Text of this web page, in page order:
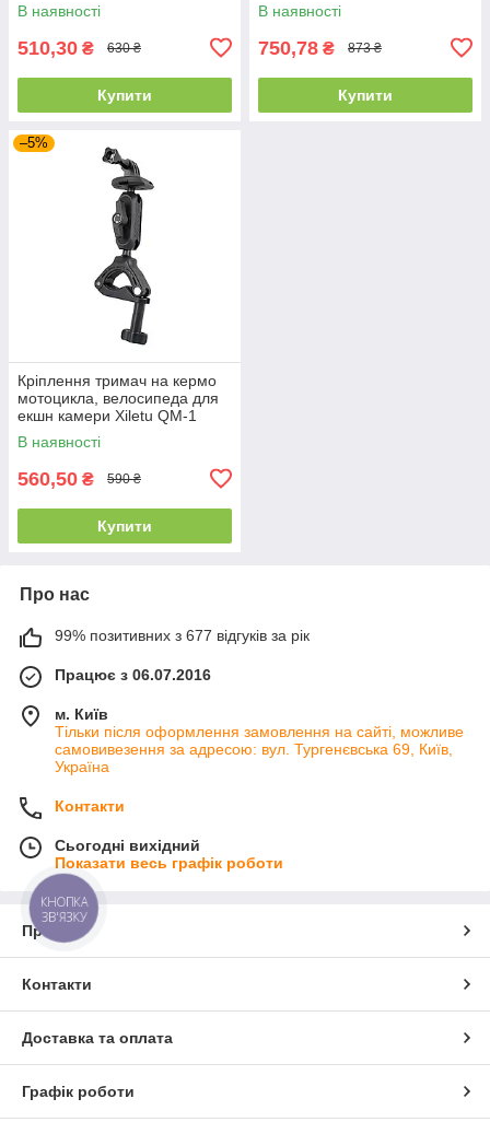
В наявності
510,30 ₴ 630 ₴
Купити
В наявності
750,78 ₴ 873 ₴
Купити
–5%
Кріплення тримач на кермо
мотоцикла, велосипеда для
екшн камери Xiletu QM-1
В наявності
560,50 ₴ 590 ₴
Купити
Про нас
99% позитивних з 677 відгуків за рік
Працює з 06.07.2016
м. Київ
Тільки після оформлення замовлення на сайті, можливе
самовивезення за адресою: вул. Тургенєвська 69, Київ,
Україна
Контакти
Сьогодні вихідний
Показати весь графік роботи
Про нас
Контакти
Доставка та оплата
Графік роботи
КНОПКА
ЗВ'ЯЗКУ